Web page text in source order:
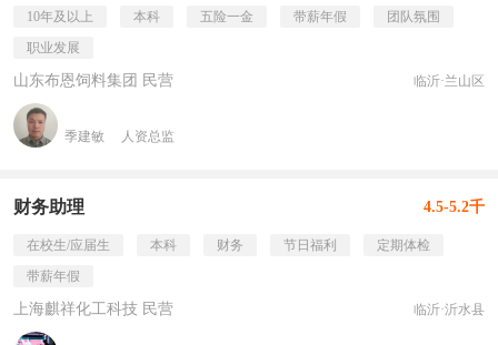
10年及以上 本科 五险一金 带薪年假
团队氛围
职业发展
山东布恩饲料集团 民营 临沂·兰山区
季建敏 人资总监
财务助理 4.5-5.2千
在校生/应届生 本科 财务 节日福利
定期体检
带薪年假
上海麒祥化工科技 民营 临沂·沂水县